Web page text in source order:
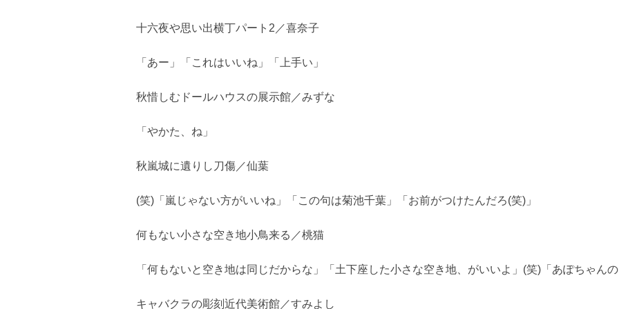
十六夜や思い出横丁パート2／喜奈子
「あー」「これはいいね」「上手い」
秋惜しむドールハウスの展示館／みずな
「やかた、ね」
秋嵐城に遺りし刀傷／仙葉
(笑)「嵐じゃない方がいいね」「この句は菊池千葉」「お前がつけたんだろ(笑)」
何もない小さな空き地小鳥来る／桃猫
「何もないと空き地は同じだからな」「土下座した小さな空き地、がいいよ」(笑)「あぽちゃんの
キャバクラの彫刻近代美術館／すみよし